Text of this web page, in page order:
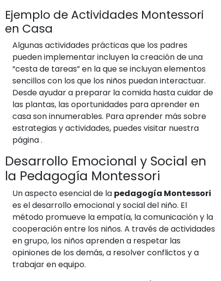
Ejemplo de Actividades Montessori
en Casa
Algunas actividades prácticas que los padres
pueden implementar incluyen la creación de una
“cesta de tareas” en la que se incluyan elementos
sencillos con los que los niños puedan interactuar.
Desde ayudar a preparar la comida hasta cuidar de
las plantas, las oportunidades para aprender en
casa son innumerables. Para aprender más sobre
estrategias y actividades, puedes visitar nuestra
página.
Desarrollo Emocional y Social en
la Pedagogía Montessori
Un aspecto esencial de la pedagogía Montessori
es el desarrollo emocional y social del niño. El
método promueve la empatía, la comunicación y la
cooperación entre los niños. A través de actividades
en grupo, los niños aprenden a respetar las
opiniones de los demás, a resolver conflictos y a
trabajar en equipo.